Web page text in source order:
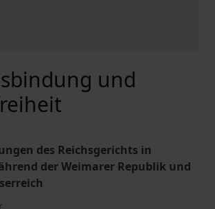
und
des Reichsgerichts in
der Weimarer Republik und